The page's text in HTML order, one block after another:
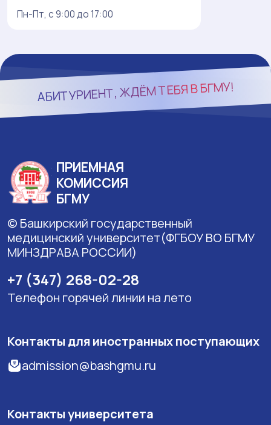
Пн-Пт, с 9:00 до 17:00
АБИТУРИЕНТ, ЖДЁМ ТЕБЯ ВБГМУ!
ПРИЕМНАЯ
КОМИССИЯ
БГМУ
© Башкирский государственный
медицинский университет(ФГБОУ ВО БГМУ
МИНЗДРАВА РОССИИ)
+7 (347) 268-02-28
Телефон горячей линии на лето
Контакты для иностранных поступающих
admission@bashgmu.ru
Контакты университета